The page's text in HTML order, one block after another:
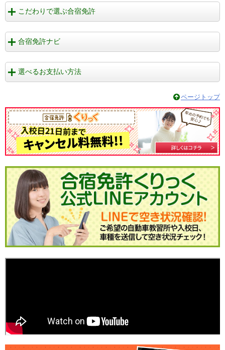
こだわりで選ぶ合宿免許
合宿免許ナビ
選べるお支払い方法
ページトップ